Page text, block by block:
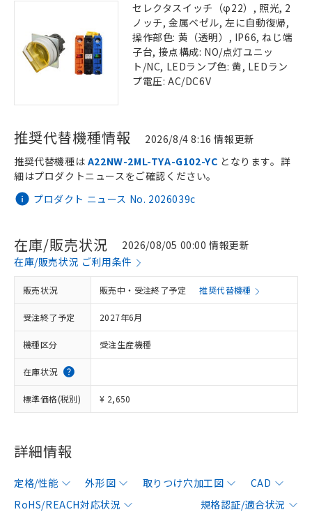
セレクタスイッチ（φ22）, 照光, 2
ノッチ, 金属ベゼル, 左に自動復帰,
操作部色: 黄（透明）, IP66, ねじ端
子台, 接点構成: NO/点灯ユニッ
ト/NC, LEDランプ色: 黄, LEDラン
プ電圧: AC/DC6V
推奨代替機種情報 2026/8/4 8:16 情報更新
プロダクト ニュース No. 2026039c
推奨代替機種は A22NW-2ML-TYA-G102-YC となります。詳
細はプロダクトニュースをご確認ください。
在庫/販売状況
2026/08/05 00:00 情報更新
在庫/販売状況 ご利用条件
販売状況 販売中・受注終了予定 推奨代替機種
受注終了予定 2027年6月
機種区分 受注生産機種
在庫状況
標準価格(税別) ¥ 2,650
詳細情報
定格/性能 外形図 取りつけ穴加工図
CAD
RoHS/REACH対応状況
規格認証/適合状況